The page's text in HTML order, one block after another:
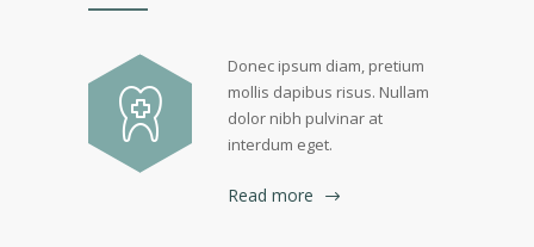
Donec ipsum diam, pretium
mollis dapibus risus. Nullam
dolor nibh pulvinar at
interdum eget.
Read more